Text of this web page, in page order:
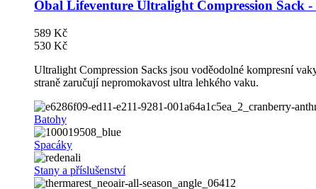
Obal Lifeventure Ultralight Compression Sack -
589 Kč
530 Kč
Ultralight Compression Sacks jsou voděodolné kompresní
straně zaručují nepromokavost ultra lehkého vaku.
Batohy
Spacáky
Stany a příslušenství